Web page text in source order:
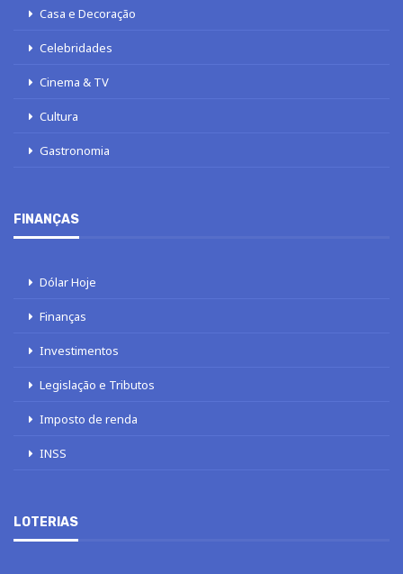
Casa e Decoração
Celebridades
Cinema & TV
Cultura
Gastronomia
FINANÇAS
Dólar Hoje
Finanças
Investimentos
Legislação e Tributos
Imposto de renda
INSS
LOTERIAS